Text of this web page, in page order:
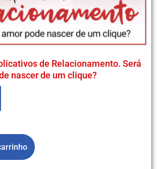
de Relacionamento. Será
nascer de um clique?